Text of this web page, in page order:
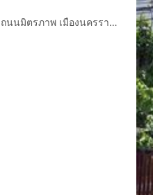
บ้านเดี่ยว 2 ชั้น 284 ตร.ว. หมู่บ้านกรีนเพลส ถนนมิตรภาพ เมืองนครราชสีมา นครราชสีมา